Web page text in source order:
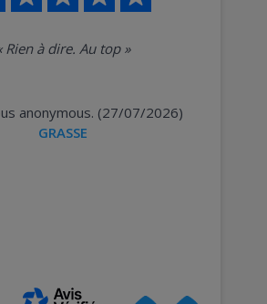
Rien à dire. Au top»
anonymous. (27/07/2026)
GRASSE